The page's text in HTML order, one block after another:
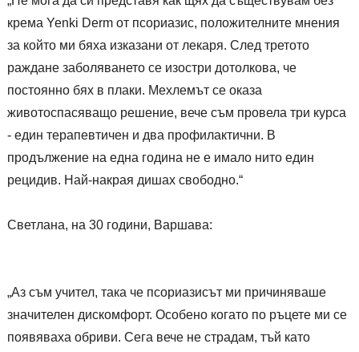
крема Yenki Derm от псориазис, положителните мнения
за който ми бяха изказани от лекаря. След третото
раждане заболяването се изостри дотолкова, че
постоянно бях в плаки. Мехлемът се оказа
животоспасяващо решение, вече съм провела три курса
- един терапевтичен и два профилактични. В
продължение на една година не е имало нито един
рецидив. Най-накрая дишах свободно.“
Светлана, на 30 години, Варшава:
„Аз съм учител, така че псориазисът ми причиняваше
значителен дискомфорт. Особено когато по ръцете ми се
появяваха обриви. Сега вече не страдам, тъй като